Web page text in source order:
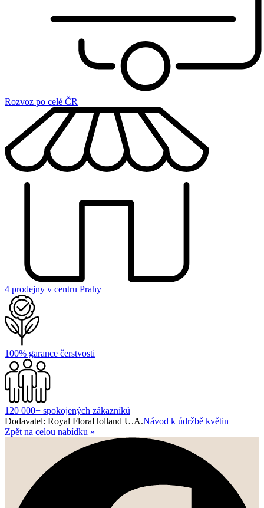
Rozvoz po celé ČR
4 prodejny v centru Prahy
100% garance čerstvosti
120 000+ spokojených zákazníků
Dodavatel: Royal FloraHolland U.A.Návod k údržbě květin
Zpět na celou nabídku »